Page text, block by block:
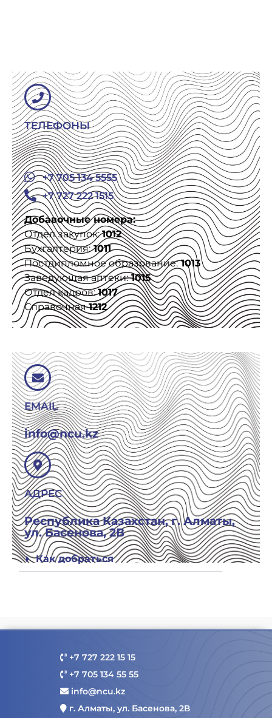
ТЕЛЕФОНЫ
+7 705 134 5555
+7 727 222 1515
Добавочные номера:
Отдел закупок:1012
Бухгалтерия:1011
Постдипломное образование:1013
Заведующая аптеки:1015
Отдел кадров:1017
Справочная1212
EMAIL
info@ncu.kz
АДРЕС
Республика Казахстан, г. Алматы,
ул. Басенова, 2В
Как добраться
+7 727 222 15 15
+7 705 134 55 55
info@ncu.kz
г. Алматы, ул. Басенова, 2В